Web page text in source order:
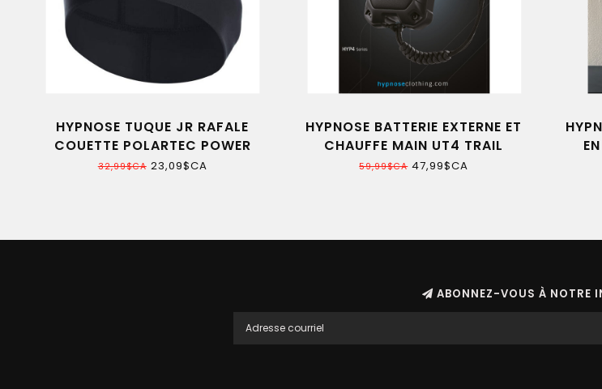
HYPNOSE TUQUE JR RAFALE
COUETTE POLARTEC POWER
STRETCH
32,99$CA23,09$CA
HYPNOSE BATTERIE EXTERNE ET
CHAUFFE MAIN UT4 TRAIL
59,99$CA47,99$CA
ABONNEZ-VOUS À NOTRE